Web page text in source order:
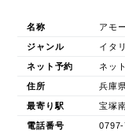
名称 アモ
ジャンル イタ
ネット予約 ネッ
住所 兵庫
最寄り駅 宝塚
電話番号